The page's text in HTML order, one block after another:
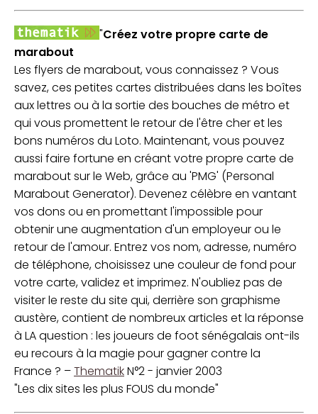
"Créez votre propre carte de
marabout
Les flyers de marabout, vous connaissez ? Vous
savez, ces petites cartes distribuées dans les boîtes
aux lettres ou à la sortie des bouches de métro et
qui vous promettent le retour de l'être cher et les
bons numéros du Loto. Maintenant, vous pouvez
aussi faire fortune en créant votre propre carte de
marabout sur le Web, grâce au 'PMG' (Personal
Marabout Generator). Devenez célèbre en vantant
vos dons ou en promettant l'impossible pour
obtenir une augmentation d'un employeur ou le
retour de l'amour. Entrez vos nom, adresse, numéro
de téléphone, choisissez une couleur de fond pour
votre carte, validez et imprimez. N'oubliez pas de
visiter le reste du site qui, derrière son graphisme
austère, contient de nombreux articles et la réponse
à LA question : les joueurs de foot sénégalais ont-ils
eu recours à la magie pour gagner contre la
France ? –ThematikN°2 - janvier 2003
"Les dix sites les plus FOUS du monde"